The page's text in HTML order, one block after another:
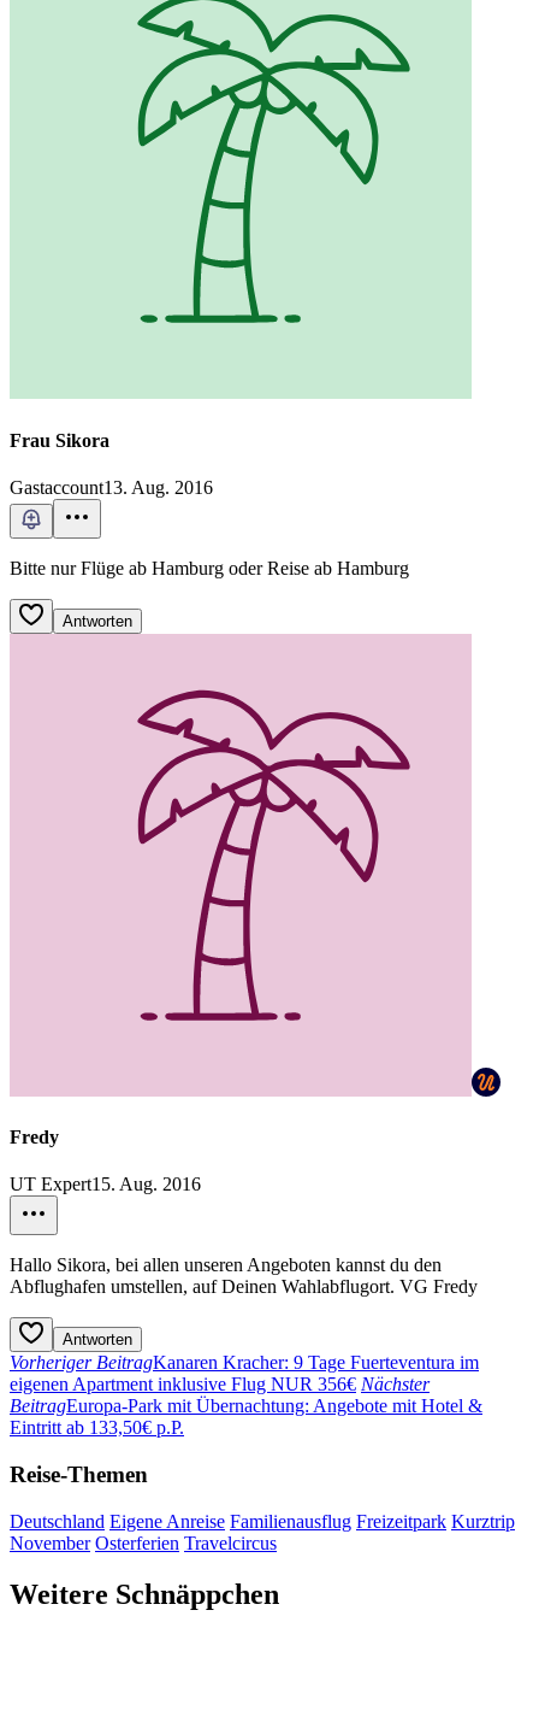
Frau Sikora
Gastaccount13. Aug. 2016
Bitte nur Flüge ab Hamburg oder Reise ab Hamburg
Antworten
Fredy
UT Expert15. Aug. 2016
Hallo Sikora, bei allen unseren Angeboten kannst du den
Abflughafen umstellen, auf Deinen Wahlabflugort. VG Fredy
Antworten
Vorheriger BeitragKanaren Kracher: 9 Tage Fuerteventura im
eigenen Apartment inklusive Flug NUR 356€ Nächster
BeitragEuropa-Park mit Übernachtung: Angebote mit Hotel &
Eintritt ab 133,50€ p.P.
Reise-Themen
Deutschland Eigene Anreise Familienausflug Freizeitpark Kurztrip
November Osterferien Travelcircus
Weitere Schnäppchen